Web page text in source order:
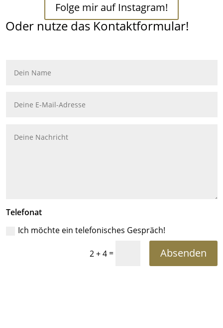
Folge mir auf Instagram!
Oder nutze das Kontaktformular!
Telefonat
Ich möchte ein telefonisches Gespräch!
2 + 4= Absenden